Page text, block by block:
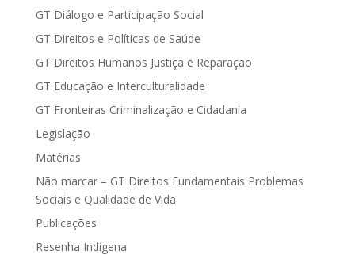
GT Diálogo e Participação Social
GT Direitos e Políticas de Saúde
GT Direitos Humanos Justiça e Reparação
GT Educação e Interculturalidade
GT Fronteiras Criminalização e Cidadania
Legislação
Matérias
Não marcar – GT Direitos Fundamentais Problemas
Sociais e Qualidade de Vida
Publicações
Resenha Indígena